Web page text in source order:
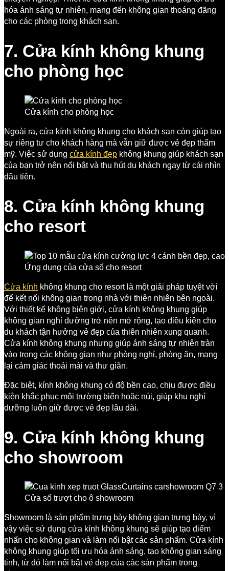
hóa ánh sáng tự nhiên, mang đến không gian thoáng đãng
cho các phòng trong khách sạn.
7. Cửa kính không khung
cho phòng học
Cửa kính cho phòng học
Ngoài ra, cửa kính không khung cho khách sạn còn giúp tạo
sự riêng tư cho khách hàng mà vẫn giữ được vẻ đẹp thẩm
mỹ. Việc sử dụng cửa kính đẹp không khung giúp khách sạn
của bạn trở nên nổi bật và thu hút du khách ngay từ cái nhìn
đầu tiên.
8. Cửa kính không khung
cho resort
Ứng dụng của cửa sổ cho resort
Cửa kính không khung cho resort là một giải pháp tuyệt vời
để kết nối không gian trong nhà với thiên nhiên bên ngoài.
Với thiết kế không biên giới, cửa kính không khung giúp
không gian nghỉ dưỡng trở nên mở rộng, tạo điều kiện cho
du khách tận hưởng vẻ đẹp của thiên nhiên xung quanh.
Cửa kính không khung nhưng giúp ánh sáng tự nhiên tràn
vào trong các không gian như phòng nghỉ, phòng ăn, mang
lại cảm giác thoải mái và thư giãn.
Đặc biệt, kính không khung có độ bền cao, chịu được điều
kiện khắc phục môi trường biển hoặc núi, giúp khu nghỉ
dưỡng luôn giữ được vẻ đẹp lâu dài.
9. Cửa kính không khung
cho showroom
Cửa sổ trượt cho ô showroom
Showroom là sản phẩm trưng bày không gian trưng bày, vì
vậy việc sử dụng cửa kính không khung sẽ giúp tạo điểm
nhấn cho không gian và làm nổi bật các sản phẩm. Cửa kính
không khung giúp tối ưu hóa ánh sáng, tạo không gian sáng
tinh, từ đó làm nổi bật vẻ đẹp của các sản phẩm trong